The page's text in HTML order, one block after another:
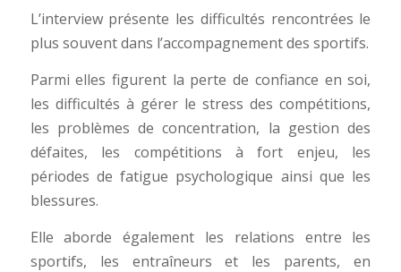
L’interview présente les difficultés rencontrées le
plus souvent dans l’accompagnement des sportifs.
Parmi elles figurent la perte de confiance en soi,
les difficultés à gérer le stress des compétitions,
les problèmes de concentration, la gestion des
défaites, les compétitions à fort enjeu, les
périodes de fatigue psychologique ainsi que les
blessures.
Elle aborde également les relations entre les
sportifs, les entraîneurs et les parents, en